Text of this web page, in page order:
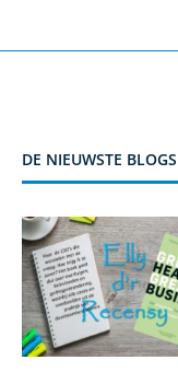
DE NIEUWSTE BLOGS